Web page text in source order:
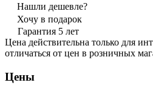
Нашли дешевле?
Хочу в подарок
Гарантия 5 лет
Цена действительна только для
отличаться от цен в розничных
Цены